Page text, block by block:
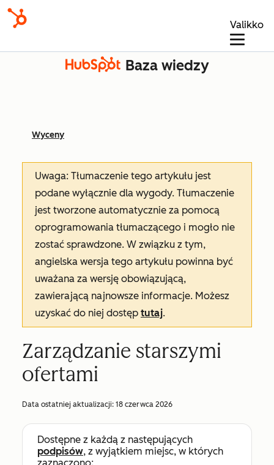
Valikko
Baza wiedzy
Wyceny
Uwaga: Tłumaczenie tego artykułu jest
podane wyłącznie dla wygody. Tłumaczenie
jest tworzone automatycznie za pomocą
oprogramowania tłumaczącego i mogło nie
zostać sprawdzone. W związku z tym,
angielska wersja tego artykułu powinna być
uważana za wersję obowiązującą,
zawierającą najnowsze informacje. Możesz
uzyskać do niej dostęp tutaj.
Zarządzanie starszymi
ofertami
Data ostatniej aktualizacji: 18 czerwca 2026
Dostępne z każdą z następujących
podpisów, z wyjątkiem miejsc, w których